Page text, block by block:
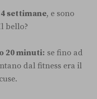
4 settimane, e sono
bello?
20 minuti: se fino ad
dal fitness era il